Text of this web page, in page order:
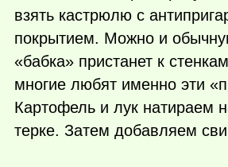
взять кастрюлю с
покрытием. Можно и
«бабка» пристанет к
многие любят именно эти
Картофель и лук натираем
терке. Затем добавляем